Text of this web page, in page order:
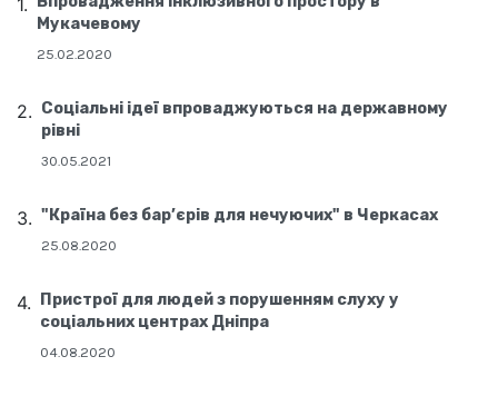
Мукачевому
25.02.2020
Соціальні ідеї впроваджуються на державному
рівні
30.05.2021
"Країна без бар’єрів для нечуючих" в Черкасах
25.08.2020
Пристрої для людей з порушенням слуху у
соціальних центрах Дніпра
04.08.2020